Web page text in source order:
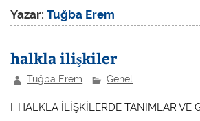
Yazar:Tuğba Erem
halkla ilişkiler
Tuğba Erem Genel
I. HALKLA İLİŞKİLERDE TANIMLAR VE